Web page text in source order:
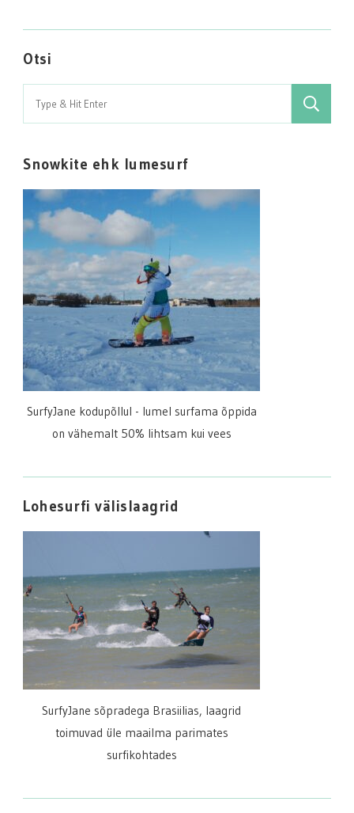
Otsi
Search
for:
Snowkite ehk lumesurf
SurfyJane kodupõllul - lumel surfama õppida
on vähemalt 50% lihtsam kui vees
Lohesurfi välislaagrid
SurfyJane sõpradega Brasiilias, laagrid
toimuvad üle maailma parimates
surfikohtades